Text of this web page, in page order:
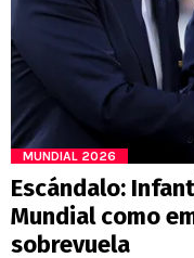
MUNDIAL 2026
Escándalo:
Mundial como
sobrevuela